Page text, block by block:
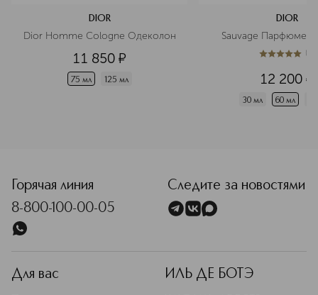
DIOR
Dior Homme Cologne Одеколон
11 850 ¤
75 мл 125 мл
DIOR
Sauvage
5из 51 (
12 200 ¤
30 мл 60 мл
Горячая линия
8-800-100-00-05
Следите за новостями
Для вас ИЛЬ ДЕ БОТЭ